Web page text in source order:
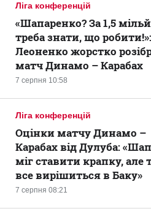
Ліга конференцій
7 серпня 10:58
«Шапаренко? За 1,5
треба знати, що робити!»:
Леоненко жорстко
матч Динамо – Карабах
Ліга конференцій
7 серпня 08:21
Оцінки матчу Динамо –
Карабах від Дулуба:
міг ставити крапку, але
все вирішиться в Баку»